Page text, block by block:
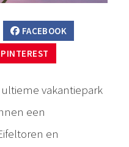
FACEBOOK
PINTEREST
ultieme vakantiepark
een
en